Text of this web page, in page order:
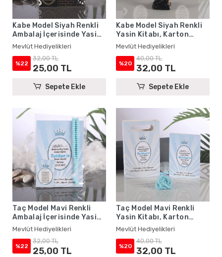
Kabe Model Siyah Renkli
Ambalaj İçerisinde Yasin
Kitabı, Magnet ve Tesbih -
Mevlüt Hediyelikleri
Mevlüt Hediyelikleri
%22
32,00 TL
25,00 TL
Sepete Ekle
Kabe Model Siyah Renkli
Yasin Kitabı, Karton
Çanta ve Tesbih - Mevlüt
Hediyelikleri
Mevlüt Hediyelikleri
%20
40,00 TL
32,00 TL
Sepete Ekle
Taç Model Mavi Renkli
Ambalaj İçerisinde Yasin
Kitabı, Magnet ve Tesbih -
Mevlüt Hediyelikleri
Mevlüt Hediyelikleri
%22
32,00 TL
25,00 TL
Taç Model Mavi Renkli
Yasin Kitabı, Karton
Çanta ve Tesbih - Mevlüt
Hediyelikleri
Mevlüt Hediyelikleri
%20
40,00 TL
32,00 TL